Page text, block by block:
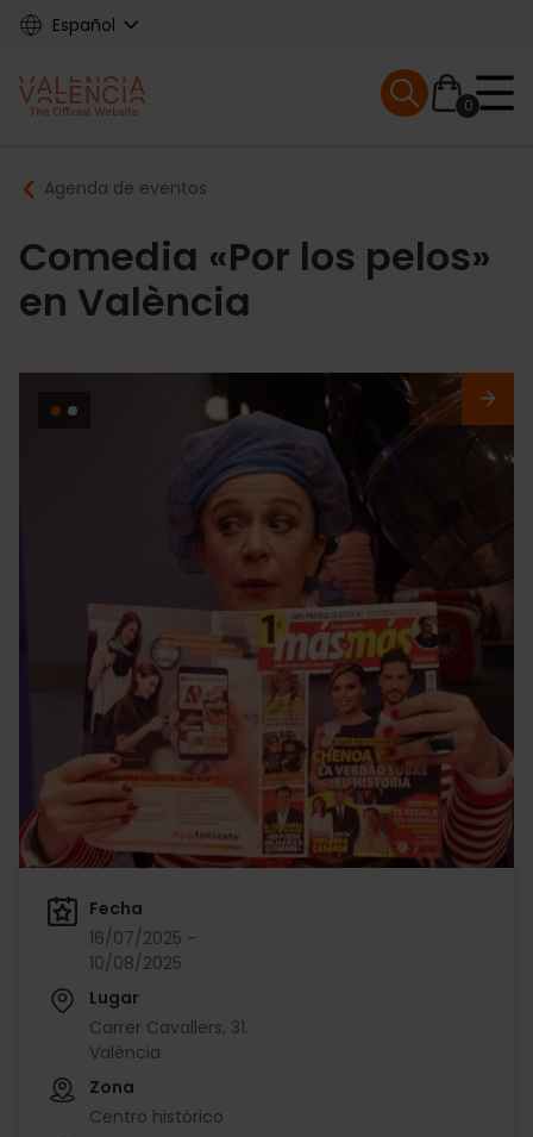
Skip
content
Español
Main
navigation
0
Mobile menu
Breadcrumb
Agenda de eventos
Comedia «Por los pelos»
en València
Fecha
16/07/2025 -
10/08/2025
Lugar
Carrer Cavallers, 31.
València
Zona
Centro histórico